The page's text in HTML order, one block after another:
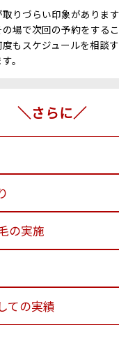
りづらい印象がありま
場で次回の予約をするこ
もスケジュールを相談
。
＼さらに／
の実施
ての実績